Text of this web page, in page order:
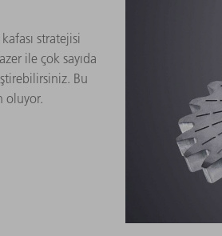
stratejisi
ile çok sayıda
Bu
oluyor.